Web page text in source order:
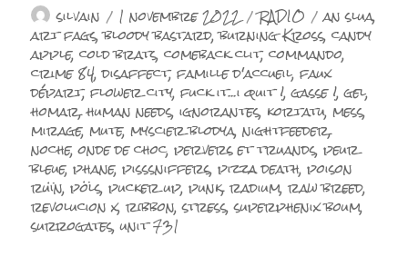
Auteur
silvain Publié
le
1 novembre 2022 Catégories
RADIO Étiquettes
an slua,
art fags,bloody bastard,burning Kross,candy
apple,cold brats,comeback clit,commando,
crime 84,disaffect,famille d'accueil,faux
départ,flower city,fuck it...i quit !,gasse !,gel,
homar,human needs,ignorantes, kortatu,mess,
mirage,mute,myscier blodya,nightfeeder,
noche,onde de choc,pervers et truands,peur
bleue,phane,pisssniffers,pizza death,poison
ruïn,pöls,pucker up,punk,radium,raw breed,
revolucion x,ribbon,stress,superphenix boum,
surrogates,unit 731